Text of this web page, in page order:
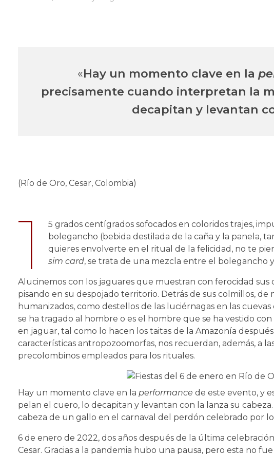
«Hay un momento clave en la
precisamente cuando interpretan la
decapitan y levantan
(Río de Oro, Cesar, Colombia)
1
5 grados centígrados sofocados en coloridos trajes,
bolegancho (bebida destilada de la caña y la panela,
quieres envolverte en el ritual de la felicidad, no te
sim card, se trata de una mezcla entre el bolegancho
Alucinemos con los jaguares que muestran con ferocidad
pisando en su despojado territorio. Detrás de sus colmillos,
humanizados, como destellos de las luciérnagas en las
se ha tragado al hombre o es el hombre que se ha vestido
en jaguar, tal como lo hacen los taitas de la Amazonía
características antropozoomorfas, nos recuerdan, además, a
precolombinos empleados para los rituales.
Hay un momento clave en la performance de este evento, y
pelan el cuero, lo decapitan y levantan con la lanza su
cabeza de un gallo en el carnaval del perdón celebrado por
6 de enero de 2022, dos años después de la última
Cesar. Gracias a la pandemia hubo una pausa, pero esta no